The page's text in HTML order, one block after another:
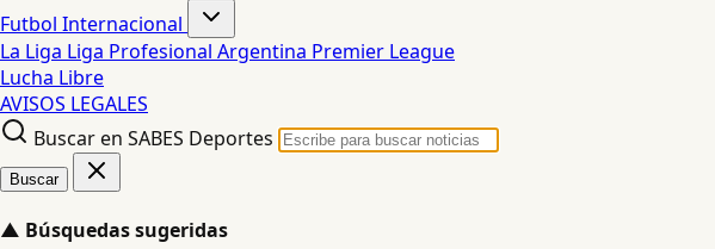
Futbol Internacional
La Liga Liga Profesional Argentina Premier League
Lucha Libre
AVISOS LEGALES
Buscar en SABES Deportes
Buscar
▲ Búsquedas sugeridas